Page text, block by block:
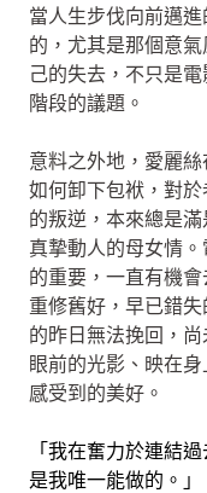
當人生步伐向前邁
的，尤其是那個意
己的失去，不只是
階段的議題。
意料之外地，愛麗
如何卸下包袱，對
的叛逆，本來總是
真摯動人的母女情
的重要，一直有機
重修舊好，早已錯
的昨日無法挽回，
眼前的光影、映在
感受到的美好。
「我在奮力於連結
是我唯一能做的。」